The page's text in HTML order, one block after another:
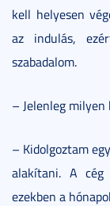
kell helyesen
az indulás,
szabadalom.
– Jelenleg
– Kidolgoztam
alakítani. A cég
ezekben a